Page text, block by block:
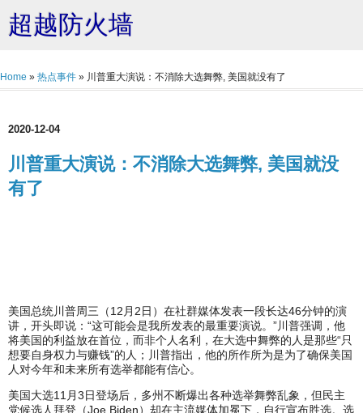
超越防火墙
Home » 热点事件 » 川普重大演说：不消除大选舞弊, 美国就没有了
2020-12-04
川普重大演说：不消除大选舞弊, 美国就没
有了
美国总统川普周三（12月2日）在社群媒体发表一段长达46分钟的演
讲，开头即说：“这可能会是我所发表的最重要演说。”川普强调，他
将美国的利益放在首位，而非个人名利，在大选中舞弊的人是那些“只
想要自身权力与赚钱”的人；川普指出，他的所作所为是为了确保美国
人对今年和未来所有选举都能有信心。
美国大选11月3日登场后，多州不断爆出各种选举舞弊乱象，但民主
党候选人拜登（Joe Biden）却在主流媒体加冕下，自行宣布胜选。选